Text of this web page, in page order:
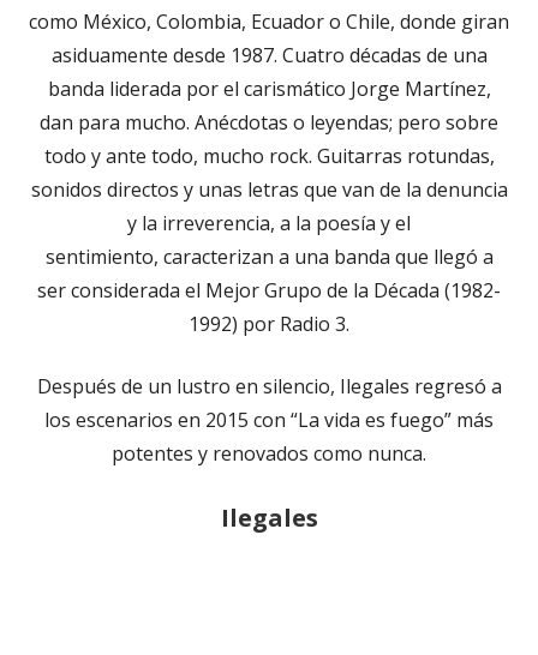
como México, Colombia, Ecuador o Chile, donde giran
asiduamente desde 1987. Cuatro décadas de una
banda liderada por el carismático Jorge Martínez,
dan para mucho. Anécdotas o leyendas; pero sobre
todo y ante todo, mucho rock. Guitarras rotundas,
sonidos directos y unas letras que van de la denuncia
y la irreverencia, a la poesía y el
sentimiento, caracterizan a una banda que llegó a
ser considerada el Mejor Grupo de la Década (1982-
1992) por Radio 3.
Después de un lustro en silencio, Ilegales regresó a
los escenarios en 2015 con “La vida es fuego” más
potentes y renovados como nunca.
Ilegales